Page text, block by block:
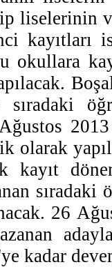
liselerinin
kayıtları
okullara
olarak
kayıt
sıradaki
26
kadar